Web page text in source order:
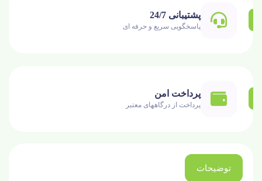
پشتیبانی 24/7
پاسخگویی سریع و حرفه ای
پرداخت امن
پرداخت از درگاههای معتبر
توضیحات